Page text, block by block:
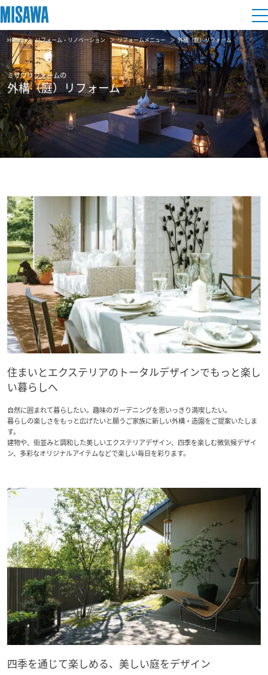
住まい
建てる [注文住宅]
商品ラインアップ
デザイン
建築事例・建築実例
デザイナーズギャラリー
インテリア
住まいづくりガイド
買う
分譲住宅（建売・土地）検索
中古住宅検索
スムストック検索
分譲マンション検索
売る [MISAWA RELAY]
住まいの売却
これから住まいをご検討の方
多彩な動画やこだわりが詰まった建築実例、注目の最新情報など、住
まいづくりを楽しく学べるデジタルラウンジです。
ホームラウンジ 新築・戸建て
土地活用
個人のお客さま
賃貸併用住宅
店舗・各種施設
土地活用モデルルーム見学
土地活用実例
法人のお客さま
企業不動産活用（CRE）戦略
社宅建築
医療・介護・子育て・障がい福祉施設
これから土地活用・賃貸経営をご検討の方
に役立つ多彩な情報を幅広くお届けします。
ホームラウンジ 土地活用・賃貸経営
リフォーム
ミサワリフォームとは
リフォームの流れ
リフォームメニュー
リフォーム事例
事業用
事業用リノベーション
ホテル・旅館リフォーム
リフォーム営業所
これからリフォームをご検討の方
実例動画や基礎知識、収納の工夫など、理想の住まいを叶えるリフォ
ームの具体策とアイデアを豊富にご用意しています。
ホームラウンジ リフォーム
複合開発・投資開発
複合開発事業（ASMACI-アスマチ-）
再開発・官民連携事業
分譲マンション開発事業
収益不動産・投資開発事業
建築再生事業
事業用売買
事業用地・事業用建物
すべてのフィールドに新しい価値をデザインし、持続可能な未来志向
のまちづくりを実現していきます。
ミサワゼネラルソリューション
オーナーサポート
サポートメニュー
住まいるりんぐ（ロングサポート）
保証制度
アフターメンテナンス
ミサワリフォーム
ご相談窓口
お客様センター
ミサワホームオーナーさま・リフォーム工事ご契約者さまとミサワホ
ームを結ぶコミュニケーションサイト。お得・便利・安心なコンテン
ツや、ミサワホームからの大切なお知らせなど配信しています。
ミサワオーナーズクラブ
企業・IR情報
企業・IR
ニュース
MISAWAについて
ミサワホームグループ
IR情報
SDGs
新卒者採用
中途採用
障がい者採用
ウエルネス事業
展示 場・ イベント情報
カタログ請求
住まいのご相談
HOME リフォーム・リノベーション リフォームメニュー 外構（庭）リフォーム
ミサワリフォームの
外構（庭）リフォーム
住まいとエクステリアのトータルデザインでもっと楽し
い暮らしへ
自然に囲まれて暮らしたい。趣味のガーデニングを思いっきり満喫したい。
暮らしの楽しさをもっと広げたいと願うご家族に新しい外構・造園をご提案いたしま
す。
建物や、街並みと調和した美しいエクステリアデザイン、四季を楽しむ微気候デザイ
ン、多彩なオリジナルアイテムなどで楽しい毎日を彩ります。
四季を通じて楽しめる、美しい庭をデザイン